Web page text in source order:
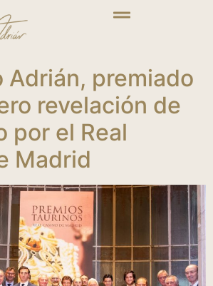
Adrián, premiado
revelación de
por el Real
Madrid